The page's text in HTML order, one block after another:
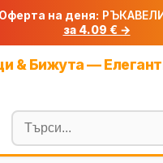
Оферта на деня:
за 4.09 € →
& Бижута —
Блог
🧮 Калкулатори